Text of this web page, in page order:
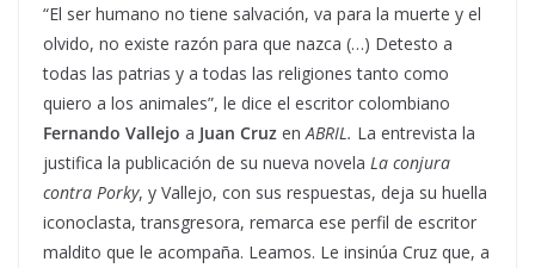
“El ser humano no tiene salvación, va para la muerte y el
olvido, no existe razón para que nazca (…) Detesto a
todas las patrias y a todas las religiones tanto como
quiero a los animales”, le dice el escritor colombiano
Fernando Vallejo a Juan Cruz en ABRIL. La entrevista la
justifica la publicación de su nueva novela La conjura
contra Porky, y Vallejo, con sus respuestas, deja su huella
iconoclasta, transgresora, remarca ese perfil de escritor
maldito que le acompaña. Leamos. Le insinúa Cruz que, a